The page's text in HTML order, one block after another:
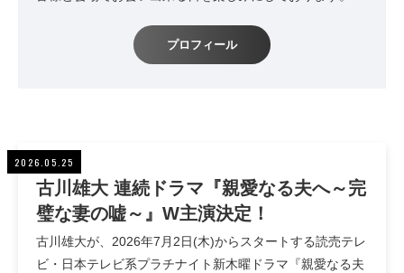
プロフィール
2026.05.25
古川雄大 連続ドラマ『親愛なる夫へ～完
璧な妻の嘘～』W主演決定！
古川雄大が、2026年7月2日(木)からスタートする読売テレ
ビ・日本テレビ系プラチナイト新木曜ドラマ『親愛なる夫